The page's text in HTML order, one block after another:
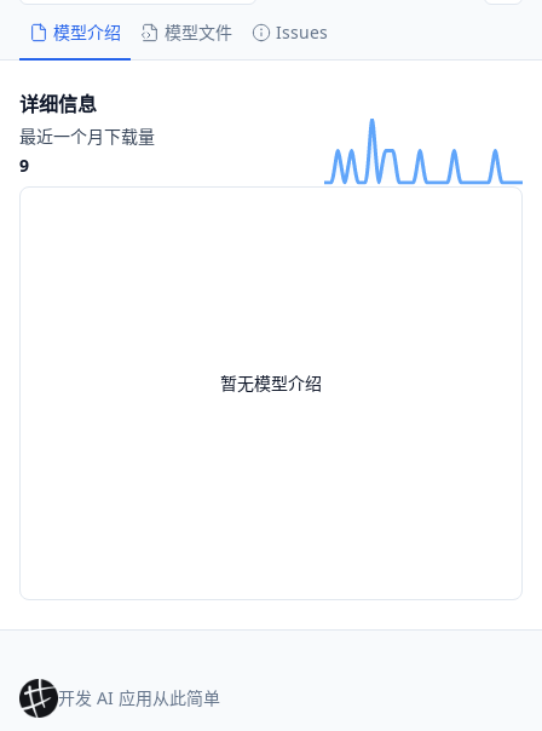
模型介绍 模型文件 Issues
暂无模型介绍
详细信息
最近一个月下载量
9
开发 AI 应用从此简单